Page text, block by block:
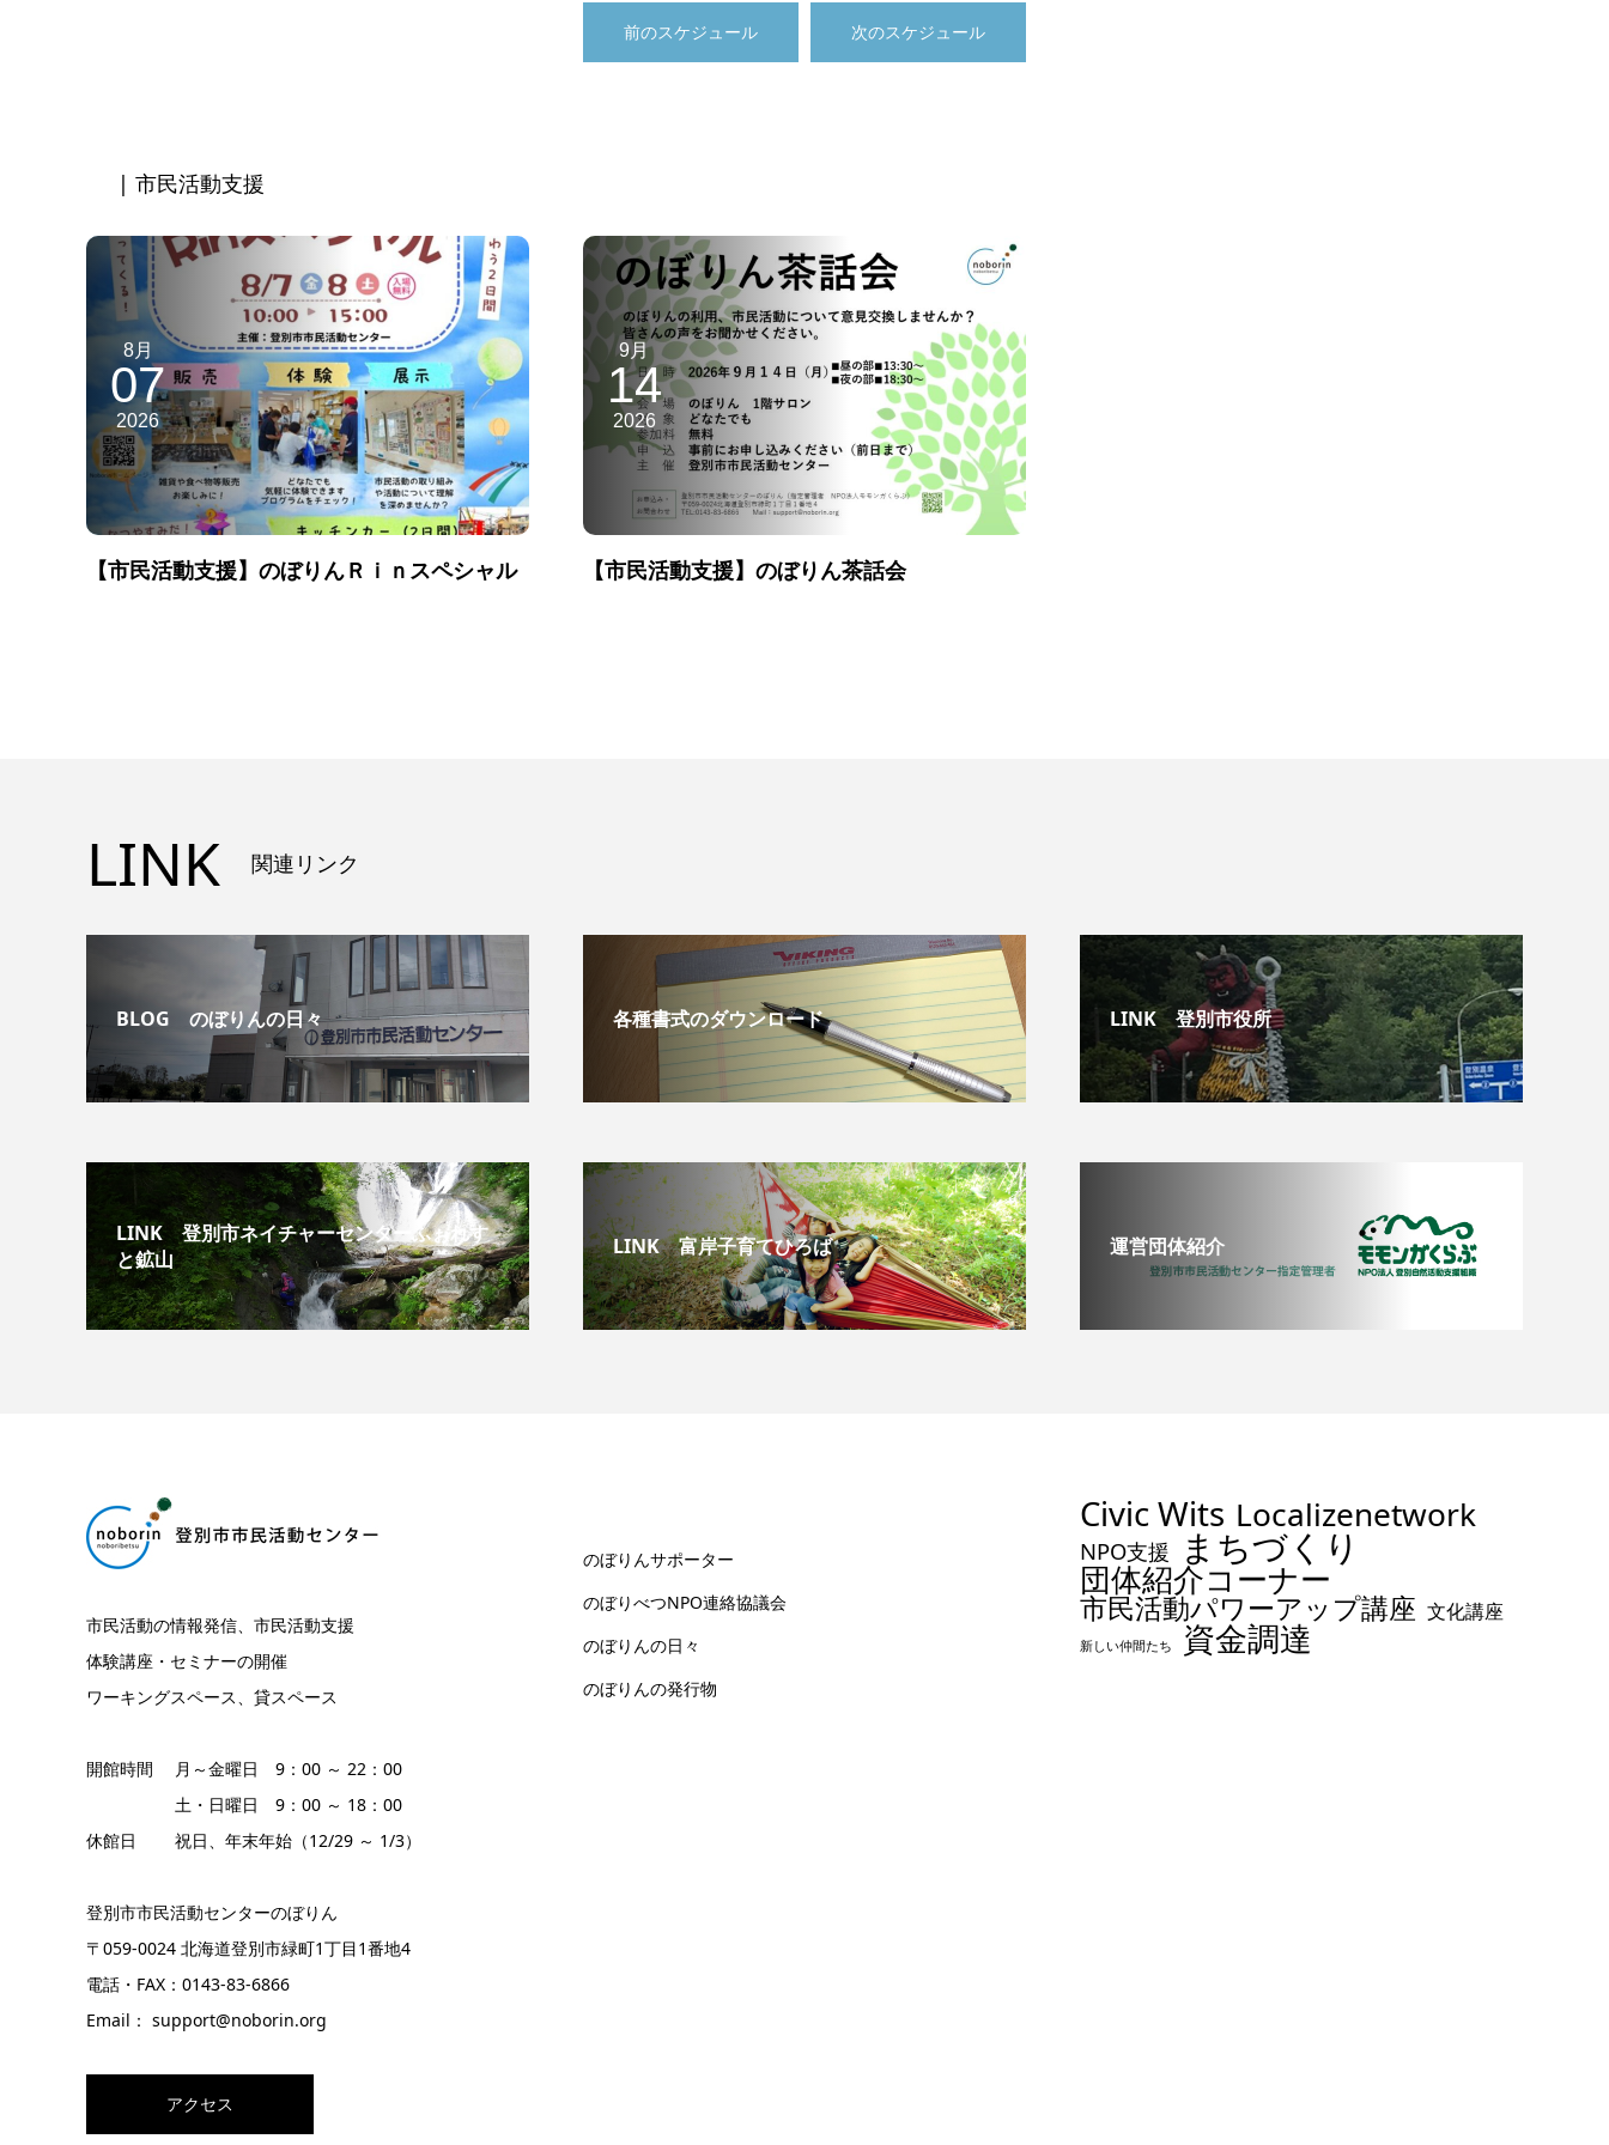
前のスケジュール 次のスケジュール
| 市民活動支援
8月
07
2026
【市民活動支援】のぼりんＲｉｎスペシャル
9月
14
2026
【市民活動支援】のぼりん茶話会
LINK 関連リンク
BLOG のぼりんの日々 各種書式のダウンロード LINK 登別市役所
LINK 登別市ネイチャーセンターふぉれす
と鉱山
LINK 富岸子育てひろば 運営団体紹介
市民活動の情報発信、市民活動支援
体験講座・セミナーの開催
ワーキングスペース、貸スペース
開館時間 月～金曜日 9：00 ～ 22：00
土・日曜日 9：00 ～ 18：00
休館日 祝日、年末年始（12/29 ～ 1/3）
登別市市民活動センターのぼりん
〒059-0024 北海道登別市緑町1丁目1番地4
電話・FAX：0143-83-6866
Email： support@noborin.org
アクセス
のぼりんサポーター
のぼりべつNPO連絡協議会
のぼりんの日々
のぼりんの発行物
Civic Wits Localizenetwork
NPO支援 まちづくり
団体紹介コーナー
市民活動パワーアップ講座 文化講座
新しい仲間たち 資金調達